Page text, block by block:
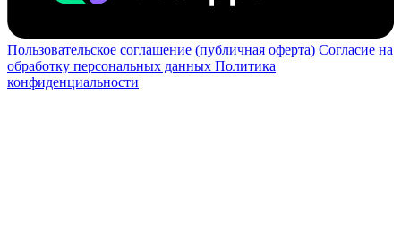
Пользовательское соглашение (публичная оферта) Согласие на
обработку персональных данных Политика
конфиденциальности